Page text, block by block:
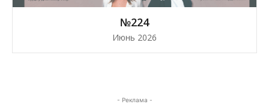
№224
Июнь 2026
- Реклама -